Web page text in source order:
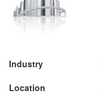
Industry
Location